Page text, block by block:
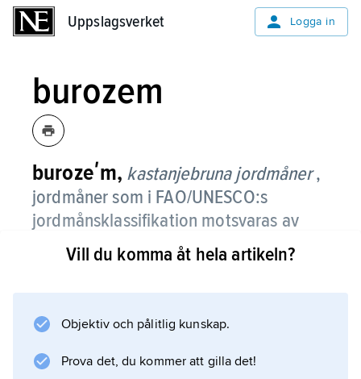
Uppslagsverket Logga in
burozem
burozeʹm, kastanjebruna jordmåner ,
jordmåner som i FAO/UNESCO:s
jordmånsklassifikation motsvaras av
kastanozems
huvudsakligen av olika malörter. Burozem är
Humushalten är 2–4 % och kalkhalten ofta
Vill du komma åt hela artikeln?
Objektiv och pålitlig kunskap.
Prova det, du kommer att gilla det!